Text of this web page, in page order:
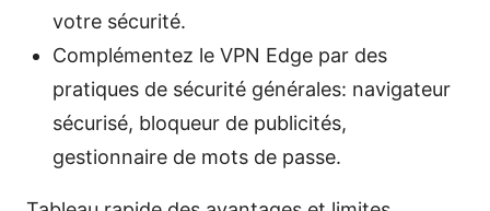
votre sécurité.
Complémentez le VPN Edge par des
pratiques de sécurité générales: navigateur
sécurisé, bloqueur de publicités,
gestionnaire de mots de passe.